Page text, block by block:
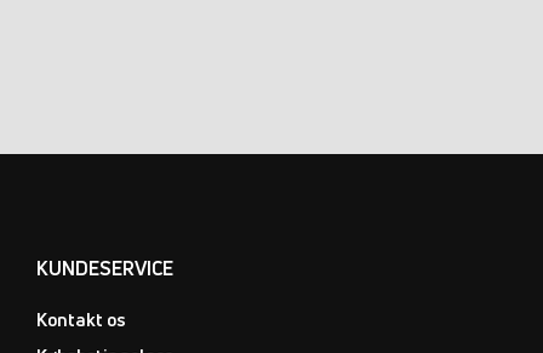
KUNDESERVICE
Kontakt os